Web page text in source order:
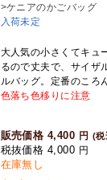
>ケニアのかごバッグ
入荷未定
大人気の小さくてキュ
るので丈夫で、サイザ
ルバッグ。定番のころ
色落ち色移りに注意
販売価格 4,400 円 (税
税抜価格 4,000 円
在庫無し